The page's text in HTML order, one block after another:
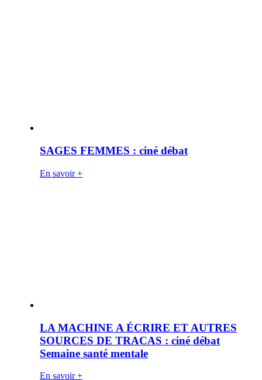
SAGES FEMMES : ciné débat
En savoir +
LA MACHINE A ÉCRIRE ET AUTRES
SOURCES DE TRACAS : ciné débat
Semaine santé mentale
En savoir +